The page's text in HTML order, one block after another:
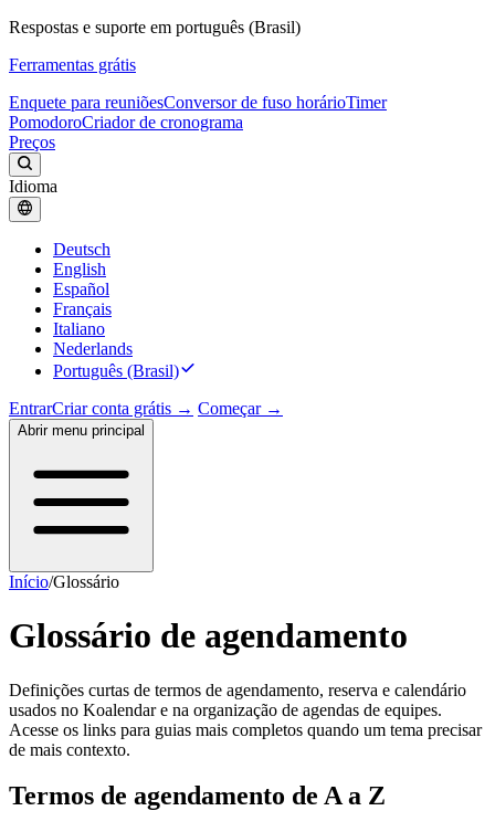
Respostas e suporte em português (Brasil)
Ferramentas grátis
Enquete para reuniõesConversor de fuso horárioTimer
PomodoroCriador de cronograma
Preços
Idioma
Deutsch
English
Español
Français
Italiano
Nederlands
Português (Brasil)
EntrarCriar conta grátis → Começar →
Abrir menu principal
Início/Glossário
Glossário de agendamento
Definições curtas de termos de agendamento, reserva e calendário
usados no Koalendar e na organização de agendas de equipes.
Acesse os links para guias mais completos quando um tema precisar
de mais contexto.
Termos de agendamento de A a Z